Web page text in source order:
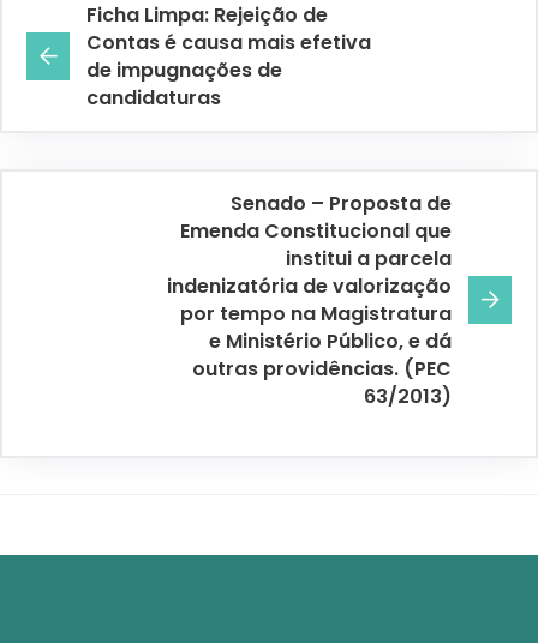
Ficha Limpa: Rejeição de
Contas é causa mais efetiva
de impugnações de
candidaturas
Senado – Proposta de
Emenda Constitucional que
institui a parcela
indenizatória de valorização
por tempo na Magistratura
e Ministério Público, e dá
outras providências. (PEC
63/2013)